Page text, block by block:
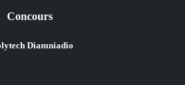
Concours
Diamniadio